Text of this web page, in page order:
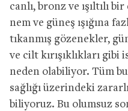
canlı, bronz ve ışıltılı
nem ve güneş ışığına
tıkanmış gözenekler,
ve cilt kırışıklıkları
neden olabiliyor. Tüm
sağlığı üzerindeki
biliyoruz. Bu olumsuz